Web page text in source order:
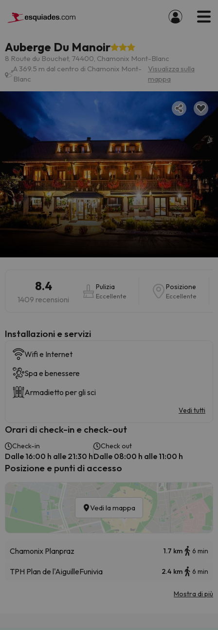
Auberge Du Manoir
8 Route du Bouchet, 74400, Chamonix Mont-Blanc
A 369.5 m dal centro di Chamonix Mont-
Blanc
Visualizza sulla
mappa
8.4
1409 recensioni
Pulizia
Eccellente
Posizione
Eccellente
Installazioni e servizi
Wifi e Internet
Spa e benessere
Armadietto per gli sci
Vedi tutti
Orari di check-in e check-out
Check-in
Dalle 16:00 h alle 21:30 h
Check out
Dalle 08:00 h alle 11:00 h
Posizione e punti di accesso
Vedi la mappa
Chamonix Planpraz 1.7 km 6 min
TPH Plan de l'AiguilleFunivia 2.4 km 6 min
Mostra di più